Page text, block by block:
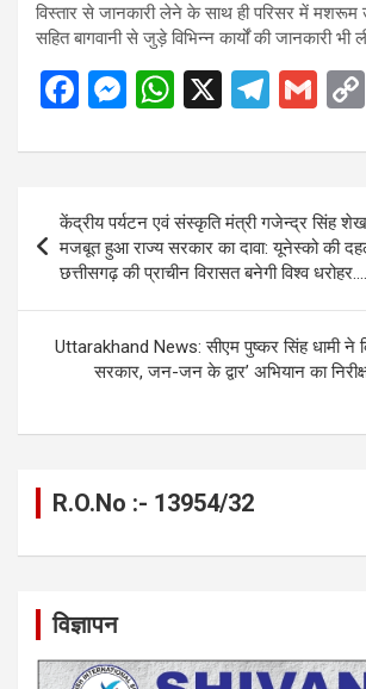
विस्तार से जानकारी लेने के साथ ही परिसर में मशरूम
सहित बागवानी से जुड़े विभिन्न कार्यों की जानकारी भी
F
ce
b
o
o
k
M
se
g
er
W
at
s
A
p
p
X
T
e
gr
a
m
G
ail
k
Post
navigation
केंद्रीय पर्यटन एवं संस्कृति मंत्री गजेन्द्र सिंह
मजबूत हुआ राज्य सरकार का दावा: यूनेस्को की
छत्तीसगढ़ की प्राचीन विरासत बनेगी विश्व धरोहर….
Uttarakhand News: सीएम पुष्कर सिंह धामी ने
सरकार, जन-जन के द्वार’ अभियान का
R.O.No :- 13954/32
विज्ञापन